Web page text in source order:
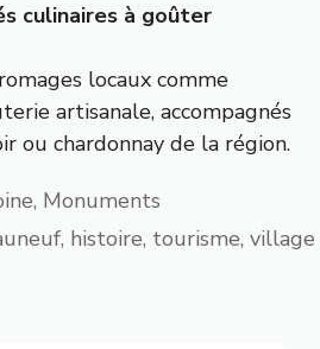
culinaires à goûter
locaux comme
artisanale, accompagnés
ou chardonnay de la région.
, Monuments
, histoire, tourisme, village